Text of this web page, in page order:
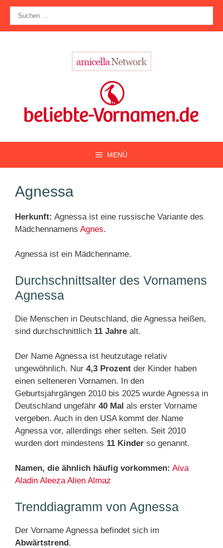
Zum
Inhalt
springen
nach:
MENÜ
Agnessa
Herkunft: Agnessa ist eine russische Variante des
Mädchennamens Agnes.
Agnessa ist ein Mädchenname.
Durchschnittsalter des Vornamens
Agnessa
Die Menschen in Deutschland, die Agnessa heißen,
sind durchschnittlich 11 Jahre alt.
Der Name Agnessa ist heutzutage relativ
ungewöhnlich. Nur 4,3 Prozent der Kinder haben
einen selteneren Vornamen. In den
Geburtsjahrgängen 2010 bis 2025 wurde Agnessa in
Deutschland ungefähr 40 Mal als erster Vorname
vergeben. Auch in den USA kommt der Name
Agnessa vor, allerdings eher selten. Seit 2010
wurden dort mindestens 11 Kinder so genannt.
Namen, die ähnlich häufig vorkommen: Aiva
Aladin Aleeza Alien Almaz
Trenddiagramm von Agnessa
Der Vorname Agnessa befindet sich im
Abwärtstrend.